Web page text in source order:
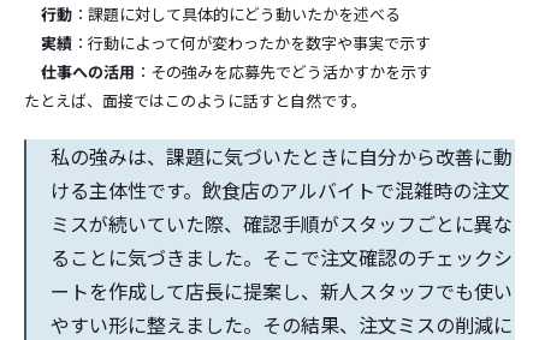
行動 ：課題に対して具体的にどう動いたかを述べる
実績 ：行動によって何が変わったかを数字や事実で示す
仕事への活用 ：その強みを応募先でどう活かすかを示す
たとえば、面接ではこのように話すと自然です。
私の強みは、課題に気づいたときに自分から改善に動
ける主体性です。飲食店のアルバイトで混雑時の注文
ミスが続いていた際、確認手順がスタッフごとに異な
ることに気づきました。そこで注文確認のチェックシ
ートを作成して店長に提案し、新人スタッフでも使い
やすい形に整えました。その結果、注文ミスの削減に